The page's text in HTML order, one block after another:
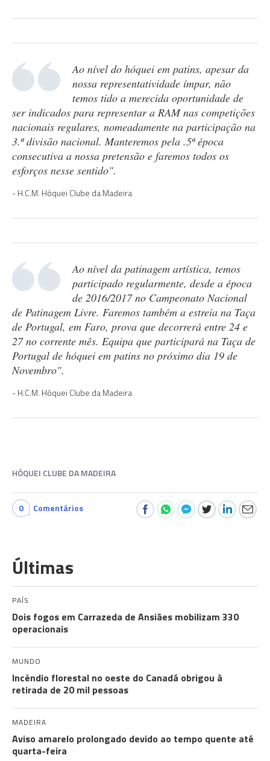
Ao nível do hóquei em patins, apesar da
nossa representatividade ímpar, não
temos tido a merecida oportunidade de
ser indicados para representar a RAM nas competições
nacionais regulares, nomeadamente na participação na
3.ª divisão nacional. Manteremos pela .5ª época
consecutiva a nossa pretensão e faremos todos os
esforços nesse sentido".
H.C.M. Hóquei Clube da Madeira
Ao nível da patinagem artística, temos
participado regularmente, desde a época
de 2016/2017 no Campeonato Nacional
de Patinagem Livre. Faremos também a estreia na Taça
de Portugal, em Faro, prova que decorrerá entre 24 e
27 no corrente mês. Equipa que participará na Taça de
Portugal de hóquei em patins no próximo dia 19 de
Novembro".
H.C.M. Hóquei Clube da Madeira
HÓQUEI CLUBE DA MADEIRA
0 Comentários
Últimas
PAÍS
Dois fogos em Carrazeda de Ansiães mobilizam 330
operacionais
MUNDO
Incêndio florestal no oeste do Canadá obrigou à
retirada de 20 mil pessoas
MADEIRA
Aviso amarelo prolongado devido ao tempo quente até
quarta-feira